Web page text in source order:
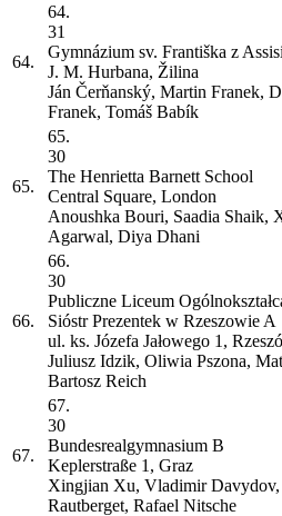
64.
64.
31
Gymnázium sv. Františka z Assisi
J. M. Hurbana, Žilina
Ján Čerňanský, Martin Franek,
Franek, Tomáš Babík
65.
65.
30
The Henrietta Barnett School
Central Square, London
Anoushka Bouri, Saadia Shaik,
Agarwal, Diya Dhani
66.
66.
30
Publiczne Liceum
Sióstr Prezentek w Rzeszowie A
ul. ks. Józefa Jałowego 1,
Juliusz Idzik, Oliwia Pszona,
Bartosz Reich
67.
67.
30
Bundesrealgymnasium B
Keplerstraße 1, Graz
Xingjian Xu, Vladimir
Rautberget, Rafael Nitsche